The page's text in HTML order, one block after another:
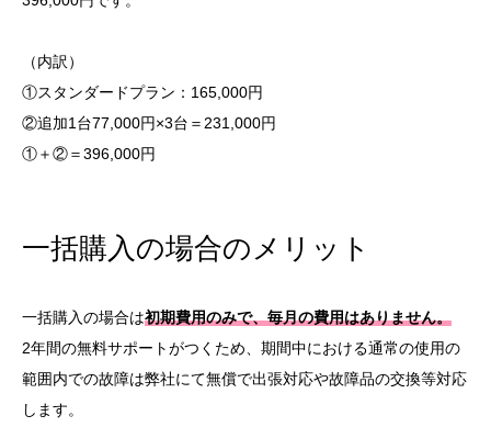
（内訳）
①スタンダードプラン：165,000円
②追加1台77,000円×3台＝231,000円
①＋②＝396,000円
一括購入の場合のメリット
一括購入の場合は初期費用のみで、毎月の費用はありません。
2年間の無料サポートがつくため、期間中における通常の使用の
範囲内での故障は弊社にて無償で出張対応や故障品の交換等対応
します。